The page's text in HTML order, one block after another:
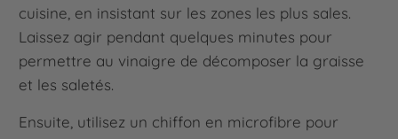
cuisine, en insistant sur les zones les plus sales.
Laissez agir pendant quelques minutes pour
permettre au vinaigre de décomposer la graisse
et les saletés.
Ensuite, utilisez un chiffon en microfibre pour